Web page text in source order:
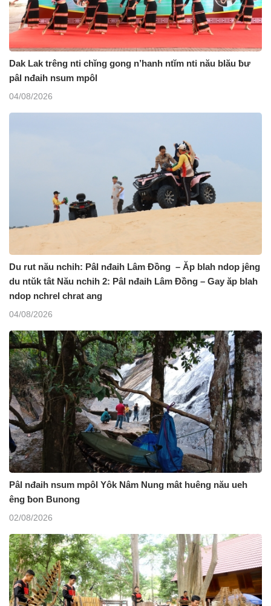
Dak Lak trêng nti chĭng gong n’hanh ntĭm nti nău blău ƀư
pâl nđaih nsum mpôl
04/08/2026
Du rut nău nchih: Pâl nđaih Lâm Đồng – Ăp blah ndop jêng
du ntŭk tât Nău nchih 2: Pâl nđaih Lâm Đồng – Gay ăp blah
ndop nchrel chrat ang
04/08/2026
Pâl nđaih nsum mpôl Yôk Nâm Nung mât huêng nău ueh
êng ƀon Bunong
02/08/2026